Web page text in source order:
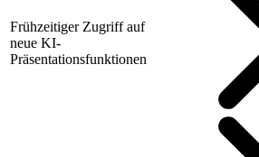
Frühzeitiger Zugriff auf
neue KI-
Präsentationsfunktionen